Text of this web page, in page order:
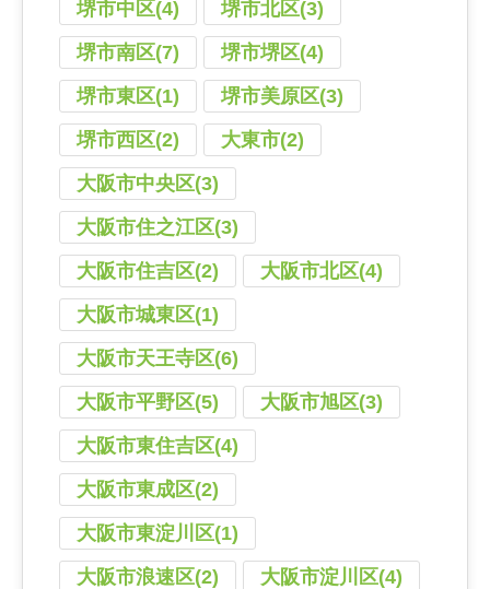
堺市中区(4)
堺市北区(3)
堺市南区(7)
堺市堺区(4)
堺市東区(1)
堺市美原区(3)
堺市西区(2)
大東市(2)
大阪市中央区(3)
大阪市住之江区(3)
大阪市住吉区(2)
大阪市北区(4)
大阪市城東区(1)
大阪市天王寺区(6)
大阪市平野区(5)
大阪市旭区(3)
大阪市東住吉区(4)
大阪市東成区(2)
大阪市東淀川区(1)
大阪市浪速区(2)
大阪市淀川区(4)